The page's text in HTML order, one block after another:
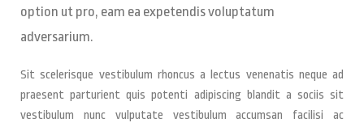
option ut pro, eam ea expetendis voluptatum
adversarium.
Sit scelerisque vestibulum rhoncus a lectus venenatis neque ad
praesent parturient quis potenti adipiscing blandit a sociis sit
vestibulum nunc vulputate vestibulum accumsan facilisi ac